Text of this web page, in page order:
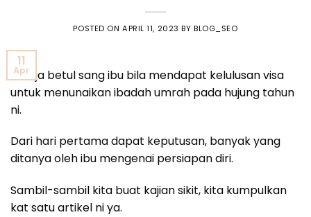
POSTED ONAPRIL 11, 2023 BYBLOG_SEO
11
Apr
Teruja betul sang ibu bila mendapat kelulusan visa
untuk menunaikan ibadah umrah pada hujung tahun
ni.
Dari hari pertama dapat keputusan, banyak yang
ditanya oleh ibu mengenai persiapan diri.
Sambil-sambil kita buat kajian sikit, kita kumpulkan
kat satu artikel ni ya.